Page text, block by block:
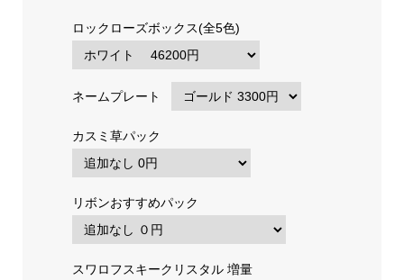
ロックローズボックス(全5色)
ネームプレート
カスミ草パック
リボンおすすめパック
スワロフスキークリスタル 増量